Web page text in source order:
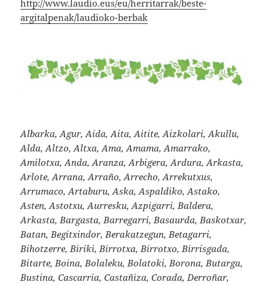
http://www.laudio.eus/eu/herritarrak/beste-
argitalpenak/laudioko-berbak
Albarka, Agur, Aida, Aita, Aitite, Aizkolari, Akullu,
Alda, Altzo, Altxa, Ama, Amama, Amarrako,
Amilotxa, Anda, Aranza, Arbigera, Ardura, Arkasta,
Arlote, Arrana, Arraño, Arrecho, Arrekutxus,
Arrumaco, Artaburu, Aska, Aspaldiko, Astako,
Asten, Astotxu, Aurresku, Azpigarri, Baldera,
Arkasta, Bargasta, Barregarri, Basaurda, Baskotxar,
Batan, Begitxindor, Berakatzegun, Betagarri,
Bihotzerre, Biriki, Birrotxa, Birrotxo, Birrisgada,
Bitarte, Boina, Bolaleku, Bolatoki, Borona, Butarga,
Bustina, Cascarria, Castañiza, Corada, Derroñar,